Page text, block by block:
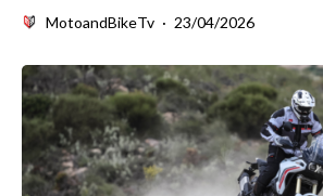
MotoandBikeTv · 23/04/2026